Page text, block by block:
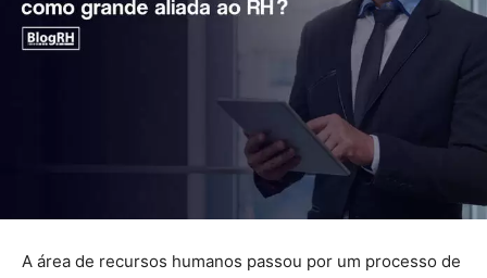
A área de recursos humanos passou por um processo de